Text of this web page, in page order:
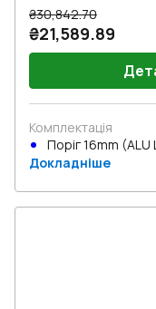
₴30,842.70
₴21,589.89
Комплектація
Поріг 16mm (ALU
Докладніше